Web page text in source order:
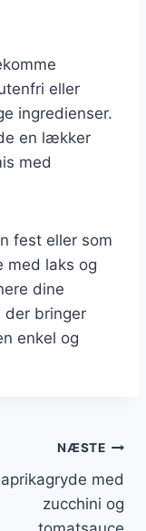
eller
ingredienser.
en lækker
med
fest eller som
med laks og
dine
der bringer
enkel og
NÆSTE
med
zucchini og